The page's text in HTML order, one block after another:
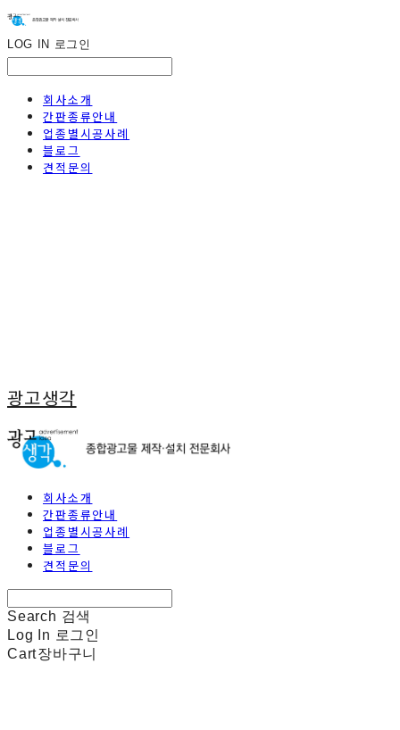
LOG IN 로그인
회사소개
간판종류안내
업종별시공사례
블로그
견적문의
광고생각
회사소개
간판종류안내
업종별시공사례
블로그
견적문의
Search 검색
Log In 로그인
Cart장바구니